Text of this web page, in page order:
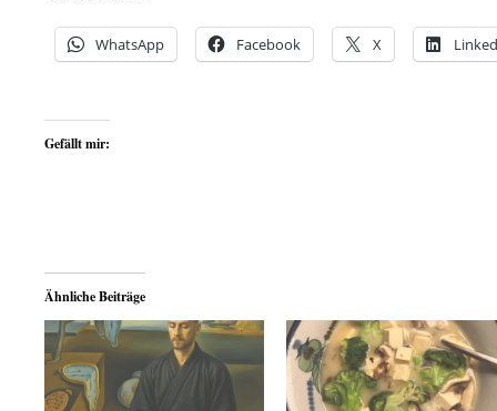
WhatsApp Facebook X
Gefällt mir:
Ähnliche Beiträge